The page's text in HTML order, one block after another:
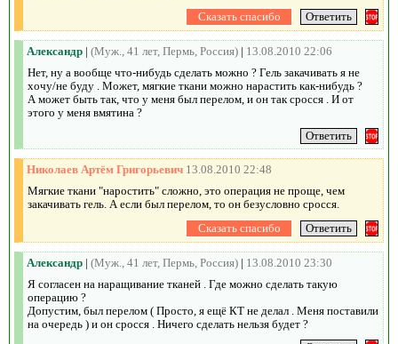
Александр | (Муж., 41 лет, Пермь, Россия) | 13.08.2010 22:06
Нет, ну а вообще что-нибудь сделать можно ? Гель закачивать я не
хочу/не буду . Может, мягкие ткани можно нарастить как-нибудь ?
А может быть так, что у меня был перелом, и он так сросся . И от
этого у меня вмятина ?
Николаев Артём Григорьевич 13.08.2010 22:48
Мягкие ткани "наростить" сложно, это операция не проще, чем
закачивать гель. А если был перелом, то он безусловно сросся.
Александр | (Муж., 41 лет, Пермь, Россия) | 13.08.2010 23:30
Я согласен на наращивание тканей . Где можно сделать такую
операцию ?
Допустим, был перелом ( Просто, я ещё КТ не делал . Меня поставили
на очередь ) и он сросся . Ничего сделать нельзя будет ?